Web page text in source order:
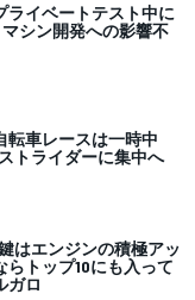
ライベートテスト中に
シン開発への影響不
転車レースは一時中
トライダーに集中へ
はエンジンの積極アッ
トップ10にも入って
ガロ